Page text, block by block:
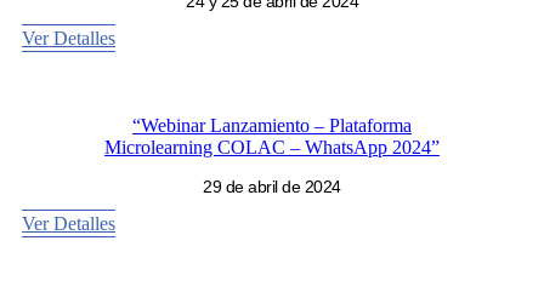
Ver Detalles
“Webinar Lanzamiento – Plataforma
Microlearning COLAC – WhatsApp 2024”
29 de abril de 2024
Ver Detalles